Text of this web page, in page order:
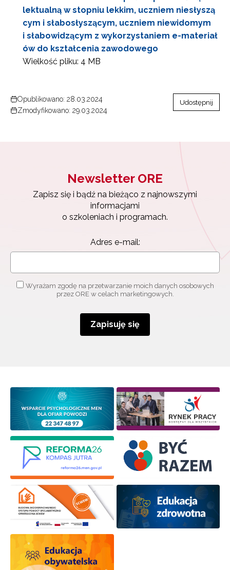
lektualną w stopniu lekkim, uczniem niesłyszą
cym i słabosłyszącym, uczniem niewidomym
i słabowidzącym z wykorzystaniem e-materiał
ów do kształcenia zawodowego
Wielkość pliku: 4 MB
Opublikowano: 28.03.2024
Zmodyfikowano: 29.03.2024
Udostępnij
Newsletter ORE
Zapisz się i bądź na bieżąco z najnowszymi
informacjami
o szkoleniach i programach.
Adres e-mail:
Wyrażam zgodę na przetwarzanie moich danych osobowych
przez ORE w celach marketingowych.
Zapisuję się
Zapisz się i bądź na bieżąco z najnowszymi
informacjami
Wyrażam zgodę na przetwarzanie moich danych
osobowych przez ORE w celach marketingowych.
Zapisuję się